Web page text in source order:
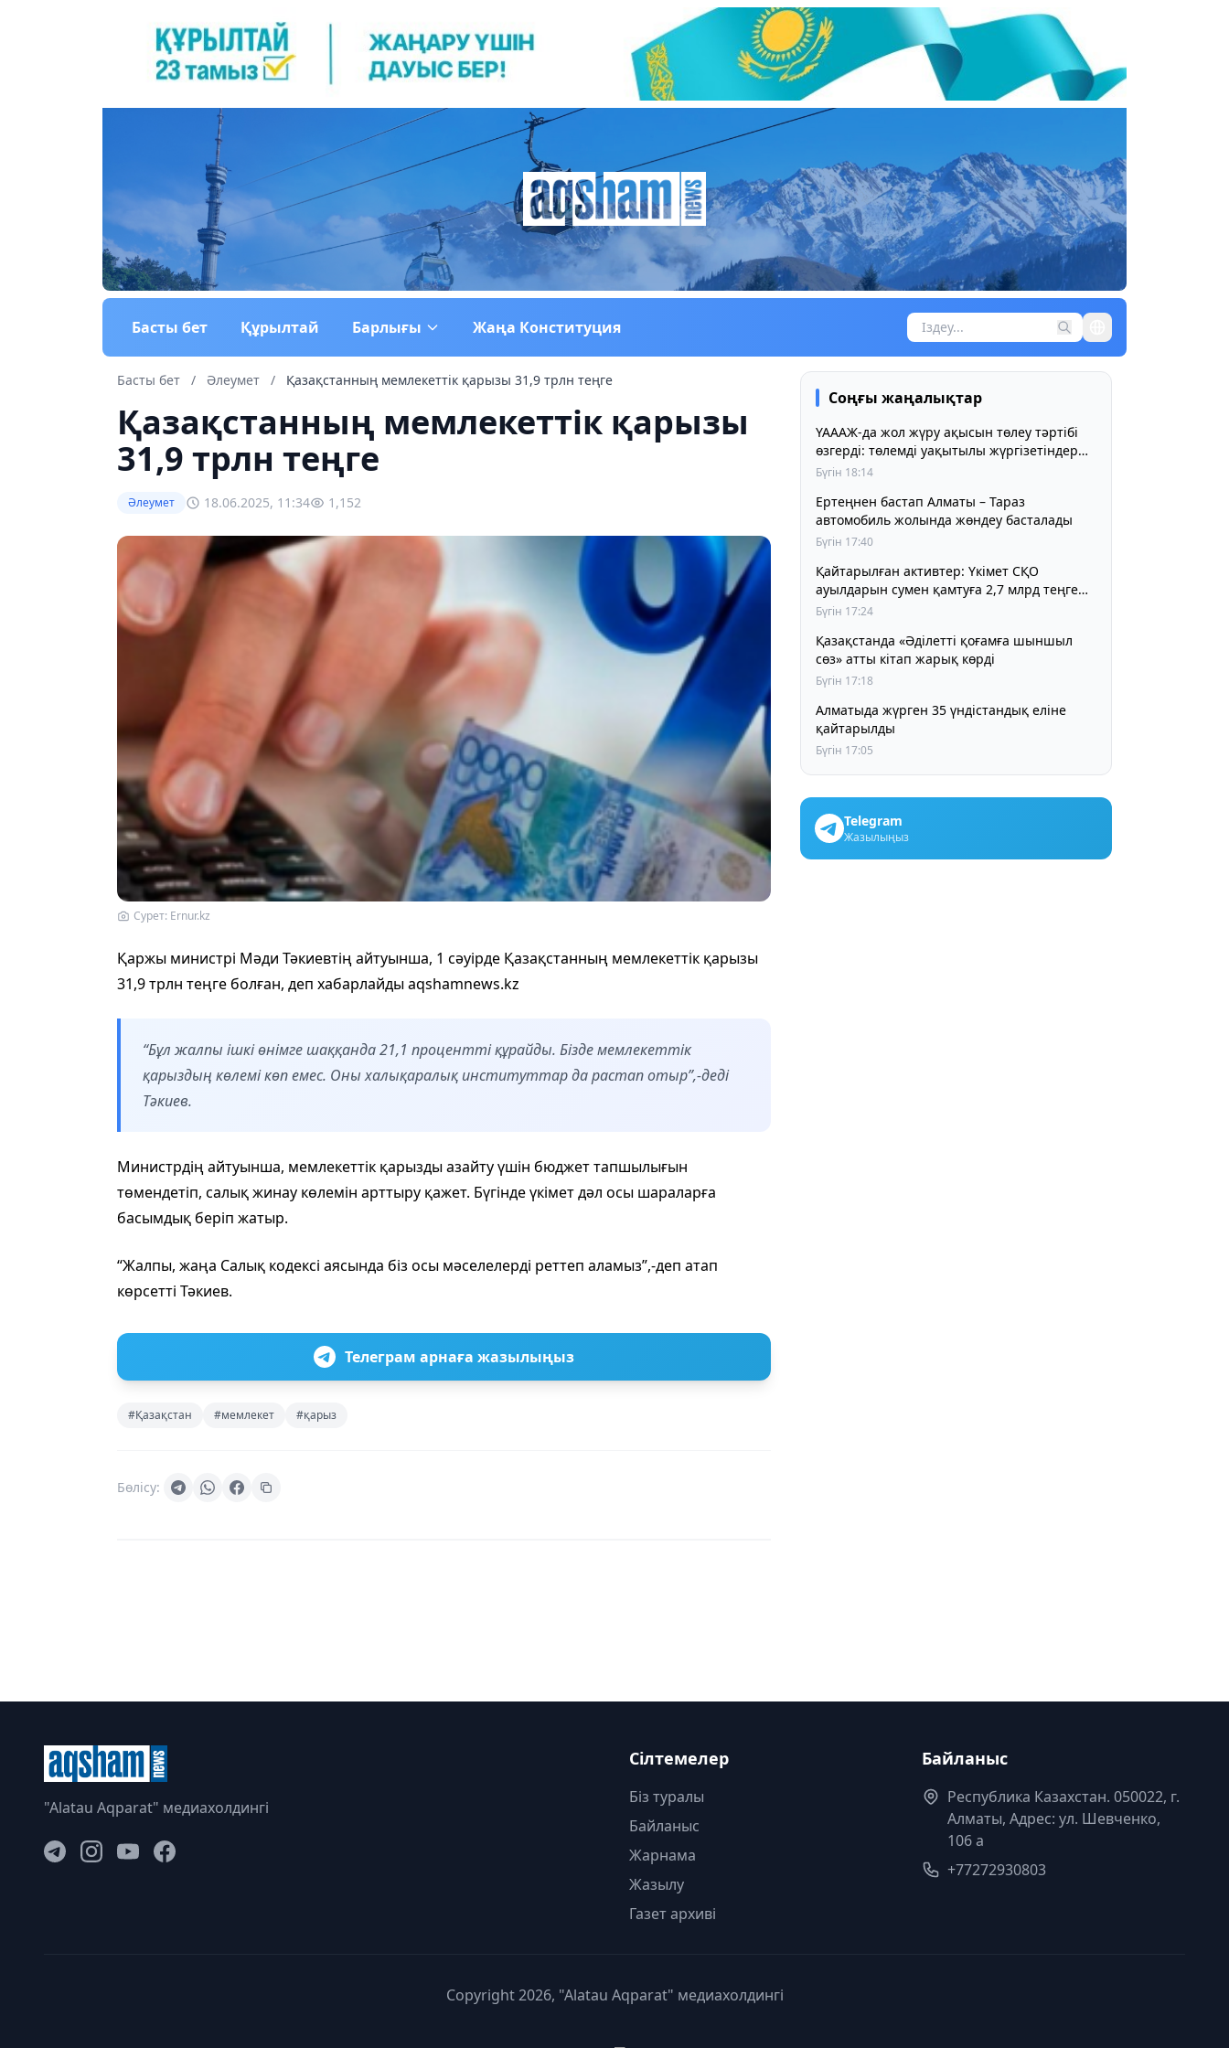
Басты бет Құрылтай Барлығы Жаңа Конституция
Басты бет / Әлеумет / Қазақстанның мемлекеттік қарызы 31,9 трлн теңге
Қазақстанның мемлекеттік қарызы
31,9 трлн теңге
Әлеумет 18.06.2025, 11:34 1,152
Сурет: Ernur.kz
Қаржы министрі Мәди Тәкиевтің айтуынша, 1 сәуірде Қазақстанның мемлекеттік қарызы
31,9 трлн теңге болған, деп хабарлайды aqshamnews.kz
“Бұл жалпы ішкі өнімге шаққанда 21,1 процентті құрайды. Бізде мемлекеттік
қарыздың көлемі көп емес. Оны халықаралық институттар да растап отыр”,-деді
Тәкиев.
Министрдің айтуынша, мемлекеттік қарызды азайту үшін бюджет тапшылығын
төмендетіп, салық жинау көлемін арттыру қажет. Бүгінде үкімет дәл осы шараларға
басымдық беріп жатыр.
“Жалпы, жаңа Салық кодексі аясында біз осы мәселелерді реттеп аламыз”,-деп атап
көрсетті Тәкиев.
Телеграм арнаға жазылыңыз
#Қазақстан #мемлекет #қарыз
Бөлісу:
Соңғы жаңалықтар
ҮАААЖ-да жол жүру ақысын төлеу тәртібі
өзгерді: төлемді уақытылы жүргізетіндер
үшін жол жүру құны бұрынғы деңгейде
Бүгін 18:14
Ертеңнен бастап Алматы – Тараз
автомобиль жолында жөндеу басталады
Бүгін 17:40
Қайтарылған активтер: Үкімет СҚО
ауылдарын сумен қамтуға 2,7 млрд теңге
бөлді
Бүгін 17:24
Қазақстанда «Әділетті қоғамға шыншыл
сөз» атты кітап жарық көрді
Бүгін 17:18
Алматыда жүрген 35 үндістандық еліне
қайтарылды
Бүгін 17:05
Telegram
Жазылыңыз
"Alatau Aqparat" медиахолдингі
Сілтемелер
Біз туралы
Байланыс
Жарнама
Жазылу
Газет архиві
Байланыс
Республика Казахстан. 050022, г.
Алматы, Адрес: ул. Шевченко,
106 а
+77272930803
Copyright 2026, "Alatau Aqparat" медиахолдингі